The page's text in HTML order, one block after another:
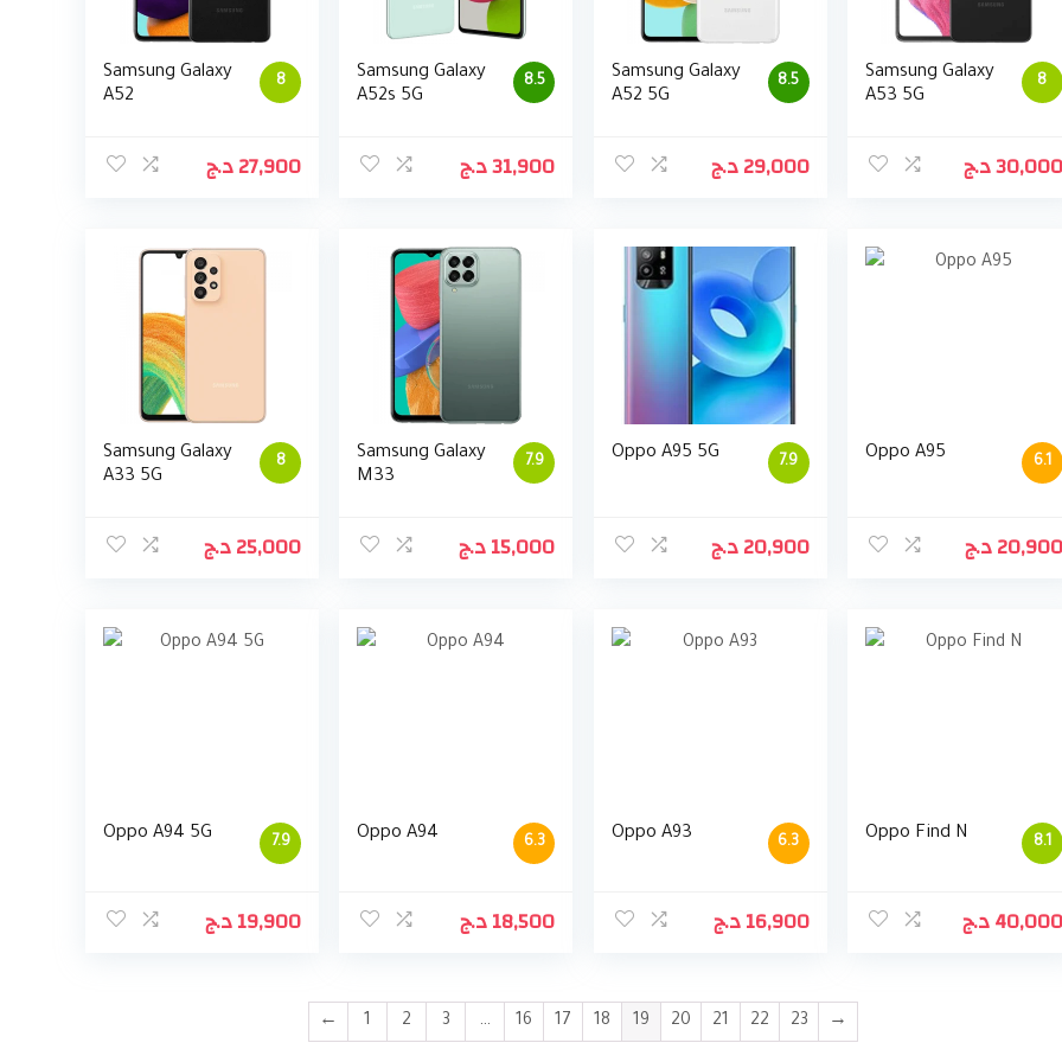
8
Samsung Galaxy
A52
27,900د.ج
8.5
Samsung Galaxy
A52s 5G
31,900د.ج
8.5
Samsung Galaxy
A52 5G
29,000د.ج
8
Samsung Galaxy
A53 5G
30,000د.ج
8
Samsung Galaxy
A33 5G
25,000د.ج
7.9
Samsung Galaxy
M33
15,000د.ج
7.9
Oppo A95 5G
20,900د.ج
6.1
Oppo A95
20,900د.ج
7.9
Oppo A94 5G
19,900د.ج
6.3
Oppo A94
18,500د.ج
6.3
Oppo A93
16,900د.ج
8.1
Oppo Find N
40,000د.ج
← 1 2 3 … 16 17 18 19 20 21 22 23 →